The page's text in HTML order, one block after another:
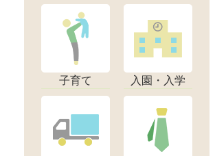
子育て 入園・入学